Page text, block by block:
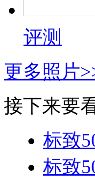
评测
更多照片
接下来要
标致
标致